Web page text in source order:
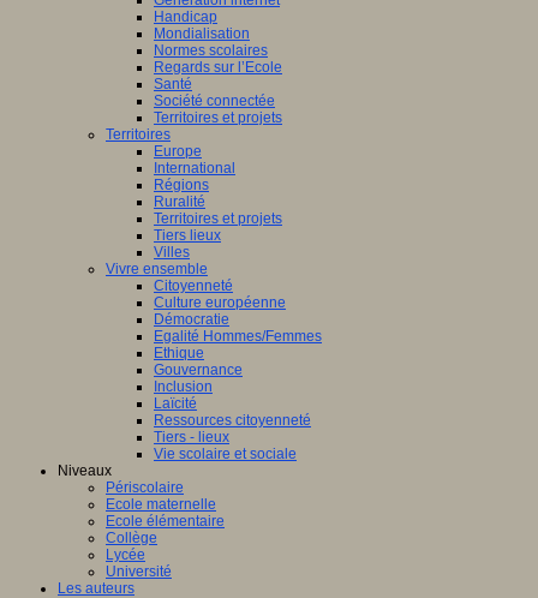
Handicap
Mondialisation
Normes scolaires
Regards sur l’Ecole
Santé
Société connectée
Territoires et projets
Territoires
Europe
International
Régions
Ruralité
Territoires et projets
Tiers lieux
Villes
Vivre ensemble
Citoyenneté
Culture européenne
Démocratie
Egalité Hommes/Femmes
Ethique
Gouvernance
Inclusion
Laïcité
Ressources citoyenneté
Tiers - lieux
Vie scolaire et sociale
Niveaux
Périscolaire
Ecole maternelle
Ecole élémentaire
Collège
Lycée
Université
Les auteurs